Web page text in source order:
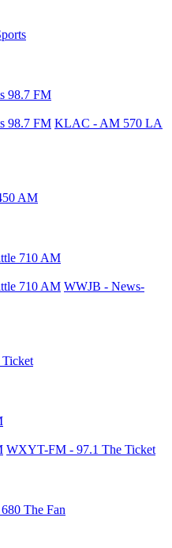
98.7 FM
98.7 FM KLAC - AM 570 LA
AM
710 AM
710 AM WWJB - News-
WXYT-FM - 97.1 The Ticket
The Fan